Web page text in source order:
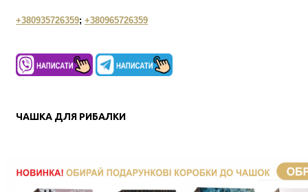
+380935726359; +380965726359
ЧАШКА ДЛЯ РИБАЛКИ